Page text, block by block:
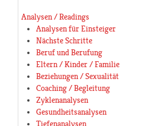
Analysen / Readings
Analysen für Einsteiger
Nächste Schritte
Beruf und Berufung
Eltern / Kinder / Familie
Beziehungen / Sexualität
Coaching / Begleitung
Zyklenanalysen
Gesundheitsanalysen
Tiefenanalysen